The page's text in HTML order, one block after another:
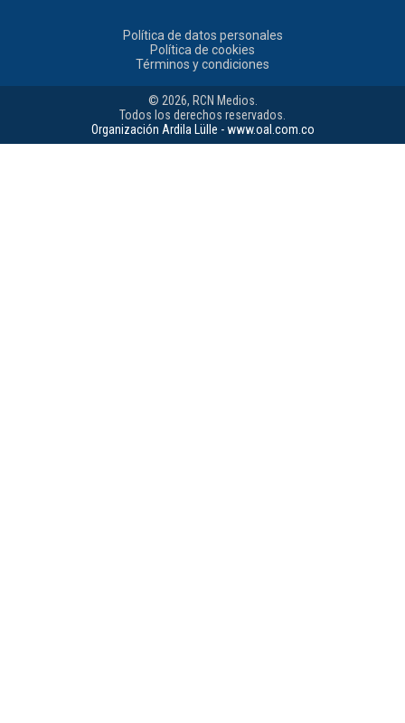
Política de datos personales
Política de cookies
Términos y condiciones
© 2026, RCN Medios.
Todos los derechos reservados.
Organización Ardila Lülle - www.oal.com.co